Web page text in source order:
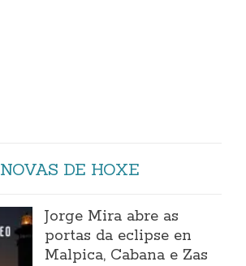
NOVAS DE HOXE
Jorge Mira abre as
portas da eclipse en
Malpica, Cabana e Zas